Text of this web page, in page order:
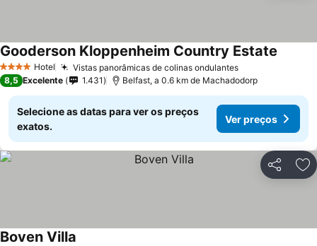
4 EstrelasHotel Vistas panorâmicas de colinas ondulantesVer preços
Gooderson Kloppenheim Country Estate
8,5 Excelente 1.431 Belfast, a 0.6 km de Machadodorp
Selecione as datas para ver os preços
exatos.
Ver preços
Partilhar
Boven Villa